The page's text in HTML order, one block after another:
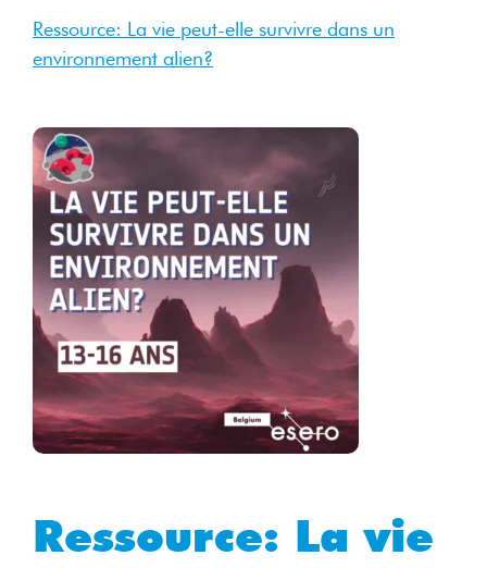
Ressource: La vie peut-elle survivre dans un
environnement alien?
Ressource: La vie